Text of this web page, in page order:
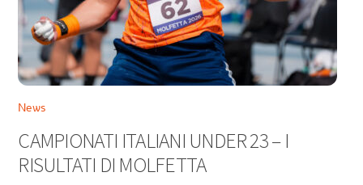
News
CAMPIONATI ITALIANI UNDER 23 – I
RISULTATI DI MOLFETTA